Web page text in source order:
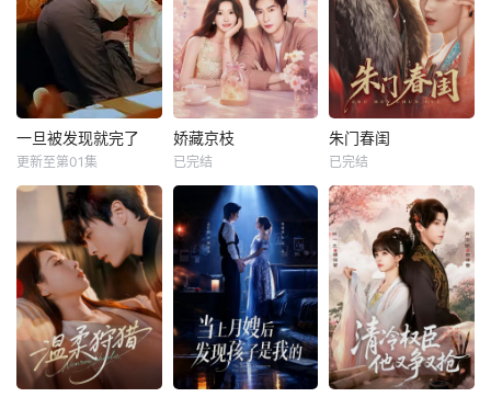
一旦被发现就完了
更新至第01集
娇藏京枝
已完结
朱门春闺
已完结